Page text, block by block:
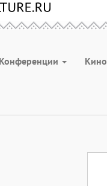
Конференции Кино